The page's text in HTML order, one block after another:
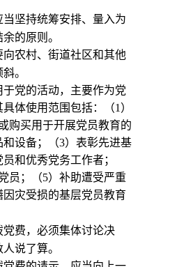
坚持统筹安排、量入为
的原则。
农村、街道社区和其他
。
党的活动，主要作为党
体使用范围包括：（1 ）
购买用于开展党员教育的
和设备；（3）表彰先进基
和优秀党务工作者；
员；（5）补助遭受严重
灾受损的基层党员教育
费，必须集体讨论决
说了算。